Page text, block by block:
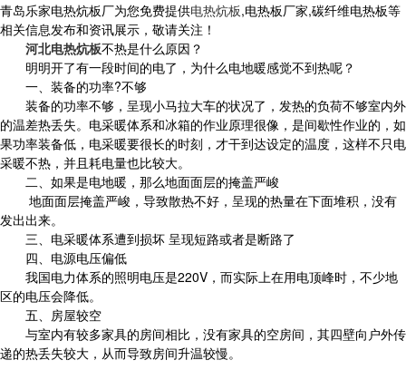
青岛乐家电热炕板厂为您免费提供电热炕板,电热板厂家,碳纤维电热板等
相关信息发布和资讯展示，敬请关注！
河北电热炕板不热是什么原因？
明明开了有一段时间的电了，为什么电地暖感觉不到热呢？
一、装备的功率?不够
装备的功率不够，呈现小马拉大车的状况了，发热的负荷不够室内外
的温差热丢失。电采暖体系和冰箱的作业原理很像，是间歇性作业的，如
果功率装备低，电采暖要很长的时刻，才干到达设定的温度，这样不只电
采暖不热，并且耗电量也比较大。
二、如果是电地暖，那么地面面层的掩盖严峻
地面面层掩盖严峻，导致散热不好，呈现的热量在下面堆积，没有
发出出来。
三、电采暖体系遭到损坏 呈现短路或者是断路了
四、电源电压偏低
我国电力体系的照明电压是220V，而实际上在用电顶峰时，不少地
区的电压会降低。
五、房屋较空
与室内有较多家具的房间相比，没有家具的空房间，其四壁向户外传
递的热丢失较大，从而导致房间升温较慢。